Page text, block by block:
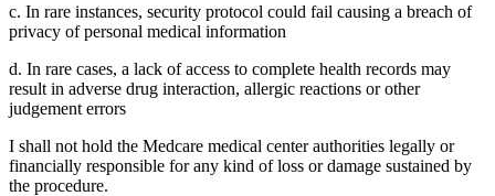
c. In rare instances, security protocol could fail causing a breach of
privacy of personal medical information
d. In rare cases, a lack of access to complete health records may
result in adverse drug interaction, allergic reactions or other
judgement errors
I shall not hold the Medcare medical center authorities legally or
financially responsible for any kind of loss or damage sustained by
the procedure.